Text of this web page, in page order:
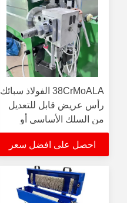
38CrMoALA الفولاذ سبائك
رأس عريض قابل للتعديل
من السلك الأساسي أو
الكابل الغلاف الخارجي
احصل على افضل سعر